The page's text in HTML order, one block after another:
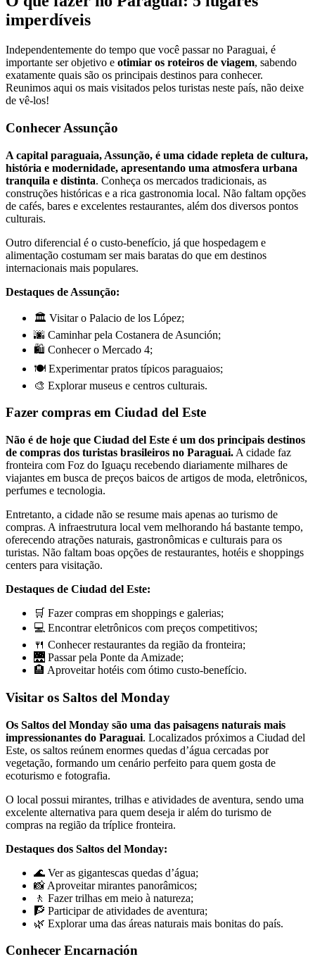
imperdíveis
Independentemente do tempo que você passar no Paraguai, é
importante ser objetivo e otimiar os roteiros de viagem, sabendo
exatamente quais são os principais destinos para conhecer.
Reunimos aqui os mais visitados pelos turistas neste país, não deixe
de vê-los!
Conhecer Assunção
A capital paraguaia, Assunção, é uma cidade repleta de cultura,
história e modernidade, apresentando uma atmosfera urbana
tranquila e distinta. Conheça os mercados tradicionais, as
construções históricas e a rica gastronomia local. Não faltam opções
de cafés, bares e excelentes restaurantes, além dos diversos pontos
culturais.
Outro diferencial é o custo-benefício, já que hospedagem e
alimentação costumam ser mais baratas do que em destinos
internacionais mais populares.
Destaques de Assunção:
🏛️ Visitar o Palacio de los López;
🌆 Caminhar pela Costanera de Asunción;
🛍️ Conhecer o Mercado 4;
🍽️ Experimentar pratos típicos paraguaios;
🎨 Explorar museus e centros culturais.
Fazer compras em Ciudad del Este
Não é de hoje que Ciudad del Este é um dos principais destinos
de compras dos turistas brasileiros no Paraguai. A cidade faz
fronteira com Foz do Iguaçu recebendo diariamente milhares de
viajantes em busca de preços baicos de artigos de moda, eletrônicos,
perfumes e tecnologia.
Entretanto, a cidade não se resume mais apenas ao turismo de
compras. A infraestrutura local vem melhorando há bastante tempo,
oferecendo atrações naturais, gastronômicas e culturais para os
turistas. Não faltam boas opções de restaurantes, hotéis e shoppings
centers para visitação.
Destaques de Ciudad del Este:
🛒 Fazer compras em shoppings e galerias;
💻 Encontrar eletrônicos com preços competitivos;
🍴 Conhecer restaurantes da região da fronteira;
🌉 Passar pela Ponte da Amizade;
🏨 Aproveitar hotéis com ótimo custo-benefício.
Visitar os Saltos del Monday
Os Saltos del Monday são uma das paisagens naturais mais
impressionantes do Paraguai. Localizados próximos a Ciudad del
Este, os saltos reúnem enormes quedas d’água cercadas por
vegetação, formando um cenário perfeito para quem gosta de
ecoturismo e fotografia.
O local possui mirantes, trilhas e atividades de aventura, sendo uma
excelente alternativa para quem deseja ir além do turismo de
compras na região da tríplice fronteira.
Destaques dos Saltos del Monday:
🌊 Ver as gigantescas quedas d’água;
📸 Aproveitar mirantes panorâmicos;
🚶 Fazer trilhas em meio à natureza;
🧗 Participar de atividades de aventura;
🌿 Explorar uma das áreas naturais mais bonitas do país.
Conhecer Encarnación